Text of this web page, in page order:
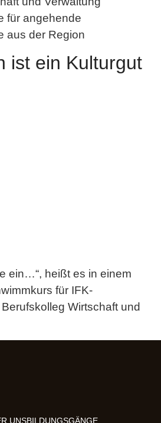
für angehende
aus der Region
ist ein Kulturgut
ein…“, heißt es in einem
für IFK-
Wirtschaft und
UNSBILDUNGSGÄNGE